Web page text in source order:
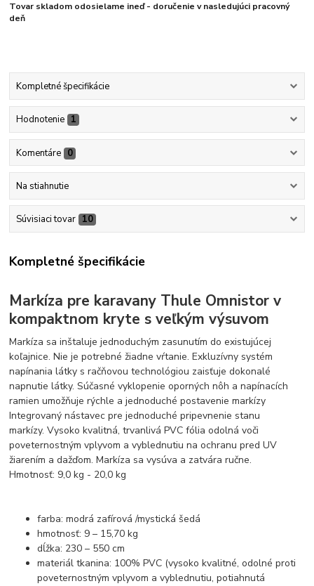
Tovar skladom odosielame ineď - doručenie v nasledujúci pracovný
deň
Kompletné špecifikácie
Hodnotenie 1
Komentáre 0
Na stiahnutie
Súvisiaci tovar 10
Kompletné špecifikácie
Markíza pre karavany Thule Omnistor v
kompaktnom kryte s veľkým výsuvom
Markíza sa inštaluje jednoduchým zasunutím do existujúcej
koľajnice. Nie je potrebné žiadne vŕtanie. Exkluzívny systém
napínania látky s račňovou technológiou zaisťuje dokonalé
napnutie látky. Súčasné vyklopenie oporných nôh a napínacích
ramien umožňuje rýchle a jednoduché postavenie markízy
Integrovaný nástavec pre jednoduché pripevnenie stanu
markízy. Vysoko kvalitná, trvanlivá PVC fólia odolná voči
poveternostným vplyvom a vyblednutiu na ochranu pred UV
žiarením a dažďom. Markíza sa vysúva a zatvára ručne.
Hmotnosť: 9,0 kg - 20,0 kg
farba: modrá zafírová /mystická šedá
hmotnosť: 9 – 15,70 kg
dĺžka: 230 – 550 cm
materiál tkanina: 100% PVC (vysoko kvalitné, odolné proti
poveternostným vplyvom a vyblednutiu, potiahnutá